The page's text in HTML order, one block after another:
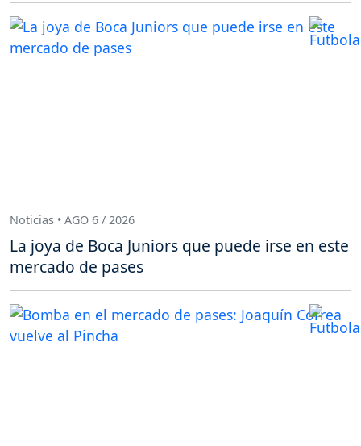
Noticias • AGO 6 / 2026
La joya de Boca Juniors que puede irse en este
mercado de pases